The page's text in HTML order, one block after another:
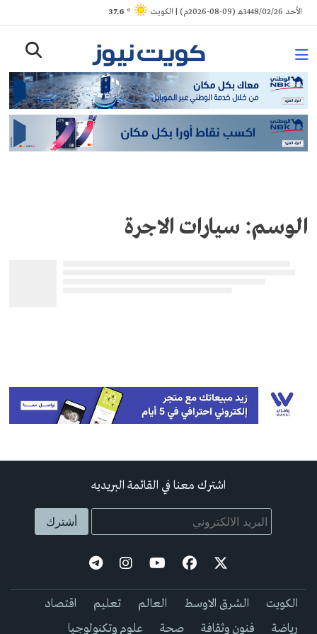
Skip
to
الأحد 1448/02/26هـ (09-08-2026م) | الكويت ° 37.6
الوسم: سيارات الاجرة
اشترك معنا في القائمة البريديه
الكويت الشرق الاوسط العالم تعليم
اقتصاد
رياضة
فنون وثقافة صحة علوم وتكنولوجيا